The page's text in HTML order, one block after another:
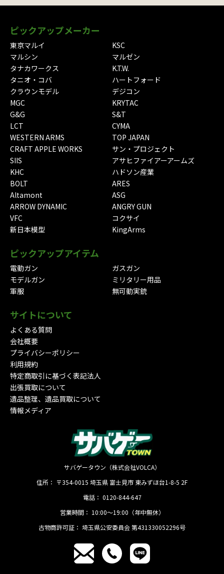
ピックアップメーカー
東京マルイ
KSC
マルシン
マルゼン
タナカワークス
K.T.W.
タニオ・コバ
ハートフォード
クラウンモデル
デジコン
MGC
KRYTAC
G&G
S&T
LCT
CYMA
WESTERN ARMS
TOP JAPAN
CRAFT APPLE WORKS
サン・プロジェクト
SIIS
アサヒファイアーアームズ
KHC
ハドソン産業
BOLT
ARES
Altamont
ASG
ARROW DYNAMIC
ANGRY GUN
VFC
コクサイ
新日本模型
KingArms
ピックアップアイテム
電動ガン
ガスガン
モデルガン
ミリタリー用品
軍服
無可動実銃
サイトについて
よくある質問
会社概要
プライバシーポリシー
利用規約
特定商取引に基づく表記法人
出張買取について
遺品整理、遺品買取について
情報メディア
サバゲータウン（株式会社VOLCA）
住所： 〒354-0015 埼玉県 富士見市 東みずほ台1-8-5 2F
電話： 0120-844-647
営業時間： 10:00〜19:00（年中無休）
古物商許可証： 埼玉県公安委員会 第431330052296号